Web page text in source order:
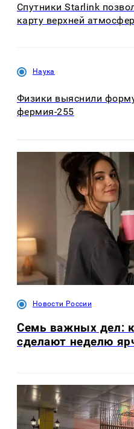
Спутники Starlink
карту верхней
Наука
Физики выяснили
фермия-255
Новости России
Семь важных дел:
сделают неделю